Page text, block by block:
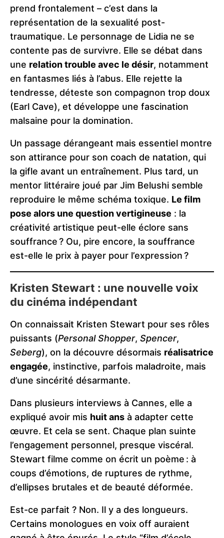
prend frontalement – c’est dans la
représentation de la sexualité post-
traumatique. Le personnage de Lidia ne se
contente pas de survivre. Elle se débat dans
une relation trouble avec le désir, notamment
en fantasmes liés à l’abus. Elle rejette la
tendresse, déteste son compagnon trop doux
(Earl Cave), et développe une fascination
malsaine pour la domination.
Un passage dérangeant mais essentiel montre
son attirance pour son coach de natation, qui
la gifle avant un entraînement. Plus tard, un
mentor littéraire joué par Jim Belushi semble
reproduire le même schéma toxique. Le film
pose alors une question vertigineuse : la
créativité artistique peut-elle éclore sans
souffrance ? Ou, pire encore, la souffrance
est-elle le prix à payer pour l’expression ?
Kristen Stewart : une nouvelle voix
du cinéma indépendant
On connaissait Kristen Stewart pour ses rôles
puissants (Personal Shopper, Spencer,
Seberg), on la découvre désormais réalisatrice
engagée, instinctive, parfois maladroite, mais
d’une sincérité désarmante.
Dans plusieurs interviews à Cannes, elle a
expliqué avoir mis huit ans à adapter cette
œuvre. Et cela se sent. Chaque plan suinte
l’engagement personnel, presque viscéral.
Stewart filme comme on écrit un poème : à
coups d’émotions, de ruptures de rythme,
d’ellipses brutales et de beauté déformée.
Est-ce parfait ? Non. Il y a des longueurs.
Certains monologues en voix off auraient